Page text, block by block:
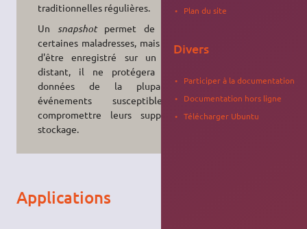
traditionnelles régulières.
Un snapshotpermet de parer à
certaines maladresses, mais à moins
d'être enregistré sur un support
distant, il ne protégera pas les
données de la plupart des
événements susceptibles de
compromettre leurs supports de
stockage.
Applications
Plan du site
Divers
Participer à la documentation
Documentation hors ligne
Télécharger Ubuntu